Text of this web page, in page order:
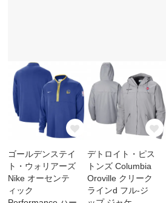
ゴールデンステイ
ト・ウォリアーズ
Nike オーセンテ
ィック
デトロイト・ピス
トンズ Columbia
Oroville クリーク
ラインd フル-ジ